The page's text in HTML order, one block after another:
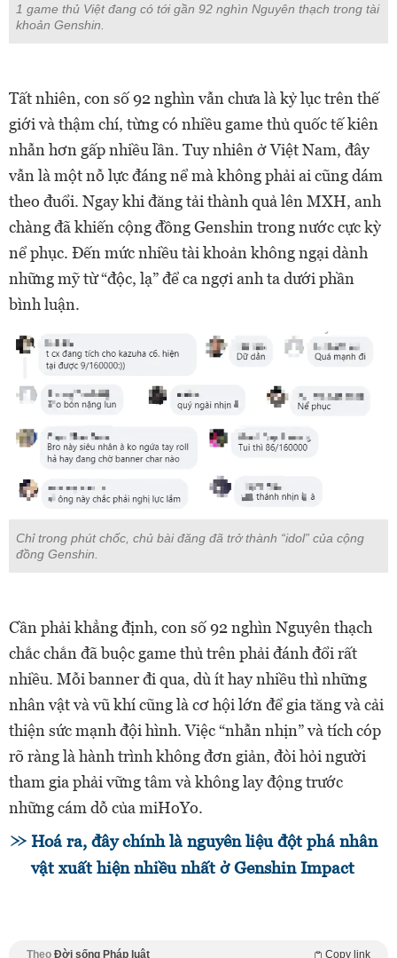
1 game thủ Việt đang có tới gần 92 nghìn Nguyên thạch trong tài
khoản Genshin.
Tất nhiên, con số 92 nghìn vẫn chưa là kỷ lục trên thế
giới và thậm chí, từng có nhiều game thủ quốc tế kiên
nhẫn hơn gấp nhiều lần. Tuy nhiên ở Việt Nam, đây
vẫn là một nỗ lực đáng nể mà không phải ai cũng dám
theo đuổi. Ngay khi đăng tải thành quả lên MXH, anh
chàng đã khiến cộng đồng Genshin trong nước cực kỳ
nể phục. Đến mức nhiều tài khoản không ngại dành
những mỹ từ “độc, lạ” để ca ngợi anh ta dưới phần
bình luận.
Chỉ trong phút chốc, chủ bài đăng đã trở thành “idol” của cộng
đồng Genshin.
Cần phải khẳng định, con số 92 nghìn Nguyên thạch
chắc chắn đã buộc game thủ trên phải đánh đổi rất
nhiều. Mỗi banner đi qua, dù ít hay nhiều thì những
nhân vật và vũ khí cũng là cơ hội lớn để gia tăng và cải
thiện sức mạnh đội hình. Việc “nhẫn nhịn” và tích cóp
rõ ràng là hành trình không đơn giản, đòi hỏi người
tham gia phải vững tâm và không lay động trước
những cám dỗ của miHoYo.
Hoá ra, đây chính là nguyên liệu đột phá nhân
vật xuất hiện nhiều nhất ở Genshin Impact
Theo Đời sống Pháp luật Copy link